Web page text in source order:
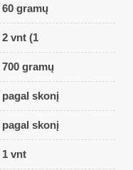
60 gramų
2 vnt (1
700 gramų
pagal skonį
pagal skonį
1 vnt